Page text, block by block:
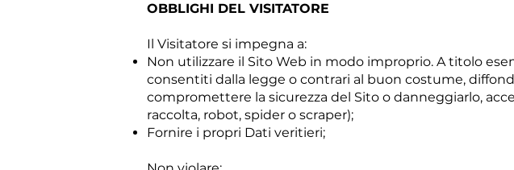
OBBLIGHI DEL VISITATORE
Il Visitatore si impegna a:
Non utilizzare il Sito Web in modo improprio. A titolo
consentiti dalla legge o contrari al buon costume,
compromettere la sicurezza del Sito o danneggiarlo,
raccolta, robot, spider o scraper);
Fornire i propri Dati veritieri;